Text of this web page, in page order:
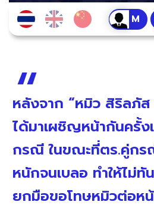
หลังจาก “หมิว สิริลภั
ได้มาเผชิญหน้ากันครั้
กรณี ในขณะที่ตร.คู่กร
หนักจนเบลอ ทำให้ไม่
ยกมือขอโทษหมิวต่อห